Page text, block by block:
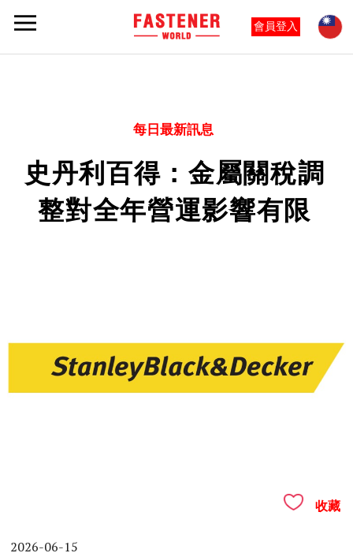
會員登入
每日最新訊息
史丹利百得：金屬關稅調
整對全年營運影響有限
收藏
2026-06-15